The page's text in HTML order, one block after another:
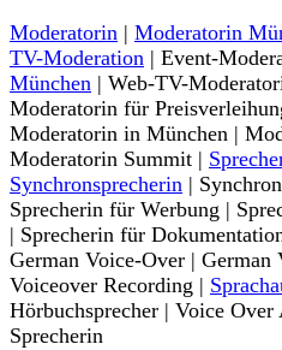
Moderatorin | Moderatorin
TV-Moderation | Event-
München | Web-TV-
Moderatorin für
Moderatorin in München |
Moderatorin Summit |
Synchronsprecherin |
Sprecherin für Werbung |
| Sprecherin für
German Voice-Over |
Voiceover Recording |
Hörbuchsprecher | Voice
Sprecherin